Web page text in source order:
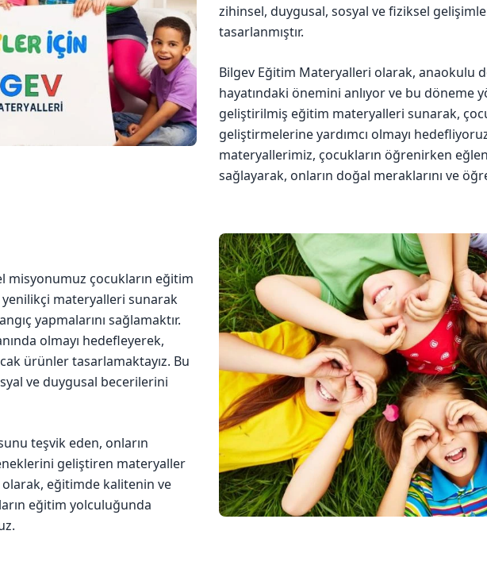
zihinsel, duygusal, sosyal ve fiziksel
tasarlanmıştır.
Bilgev Eğitim Materyalleri olarak, anaokulu
hayatındaki önemini anlıyor ve bu döneme
geliştirilmiş eğitim materyalleri sunarak,
geliştirmelerine yardımcı olmayı
materyallerimiz, çocukların öğrenirken
sağlayarak, onların doğal meraklarını ve
misyonumuz çocukların eğitim
materyalleri sunarak
yapmalarını sağlamaktır.
olmayı hedefleyerek,
ürünler tasarlamaktayız. Bu
ve duygusal becerilerini
teşvik eden, onların
geliştiren materyaller
eğitimde kalitenin ve
eğitim yolculuğunda